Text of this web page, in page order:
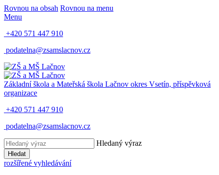
Rovnou na obsah Rovnou na menu
Menu
+420 571 447 910
podatelna@zsamslacnov.cz
Základní škola a Mateřská škola Lačnov okres Vsetín, příspěvková
organizace
+420 571 447 910
podatelna@zsamslacnov.cz
Hledaný výraz
Hledat
rozšířené vyhledávání